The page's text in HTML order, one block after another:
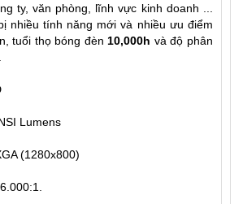
ty, văn phòng, lĩnh vực kinh doanh ...
nhiều tính năng mới và nhiều ưu điểm
tuổi thọ bóng đèn 10,000h và độ phân
Lumens
(1280x800)